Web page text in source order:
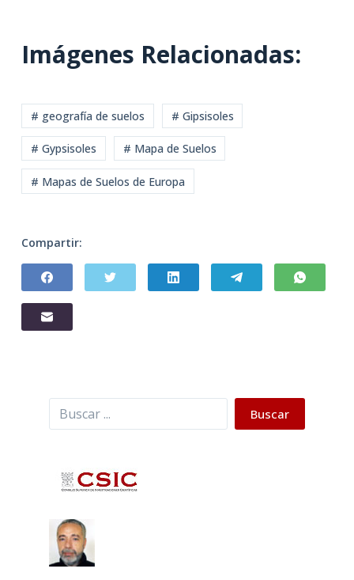
Imágenes Relacionadas:
# geografía de suelos # Gipsisoles
# Gypsisoles # Mapa de Suelos
# Mapas de Suelos de Europa
Compartir:
Buscar Buscar